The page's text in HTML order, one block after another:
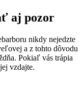
aj pozor
nikdy nejedzte
a z tohto dôvodu
Pokiaľ vás trápia
vzdajte.